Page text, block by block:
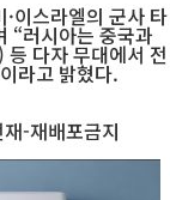
이스라엘의 군사 타
“러시아는 중국과
다자 무대에서 전
라고 밝혔다.
-재배포금지